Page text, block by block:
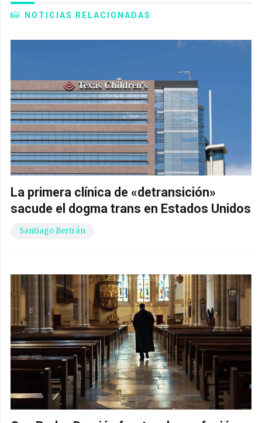
NOTICIAS RELACIONADAS
La primera clínica de «detransición»
sacude el dogma trans en Estados Unidos
Santiago Bertrán